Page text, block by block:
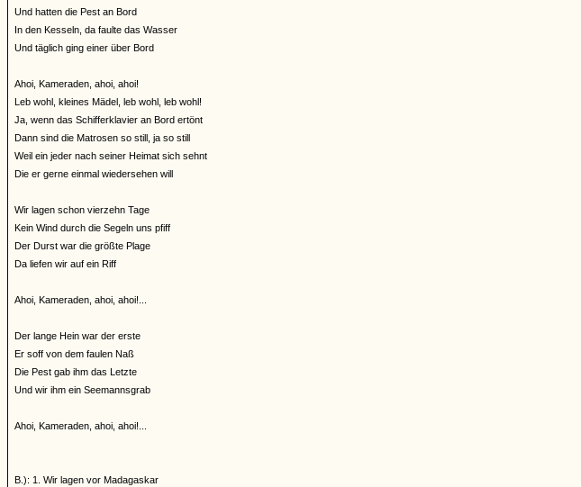
Und hatten die Pest an Bord
In den Kesseln, da faulte das Wasser
Und täglich ging einer über Bord
Ahoi, Kameraden, ahoi, ahoi!
Leb wohl, kleines Mädel, leb wohl, leb wohl!
Ja, wenn das Schifferklavier an Bord ertönt
Dann sind die Matrosen so still, ja so still
Weil ein jeder nach seiner Heimat sich sehnt
Die er gerne einmal wiedersehen will
Wir lagen schon vierzehn Tage
Kein Wind durch die Segeln uns pfiff
Der Durst war die größte Plage
Da liefen wir auf ein Riff
Ahoi, Kameraden, ahoi, ahoi!...
Der lange Hein war der erste
Er soff von dem faulen Naß
Die Pest gab ihm das Letzte
Und wir ihm ein Seemannsgrab
Ahoi, Kameraden, ahoi, ahoi!...
B.): 1. Wir lagen vor Madagaskar